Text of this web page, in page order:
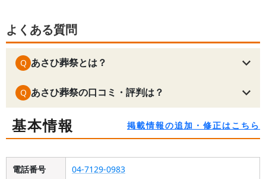
よくある質問
Q あさひ葬祭とは？
Q あさひ葬祭の口コミ・評判は？
基本情報 掲載情報の追加・修正はこちら
電話番号 04-7129-0983